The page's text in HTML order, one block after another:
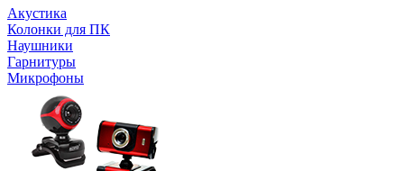
Акустика
Колонки для ПК
Наушники
Гарнитуры
Микрофоны